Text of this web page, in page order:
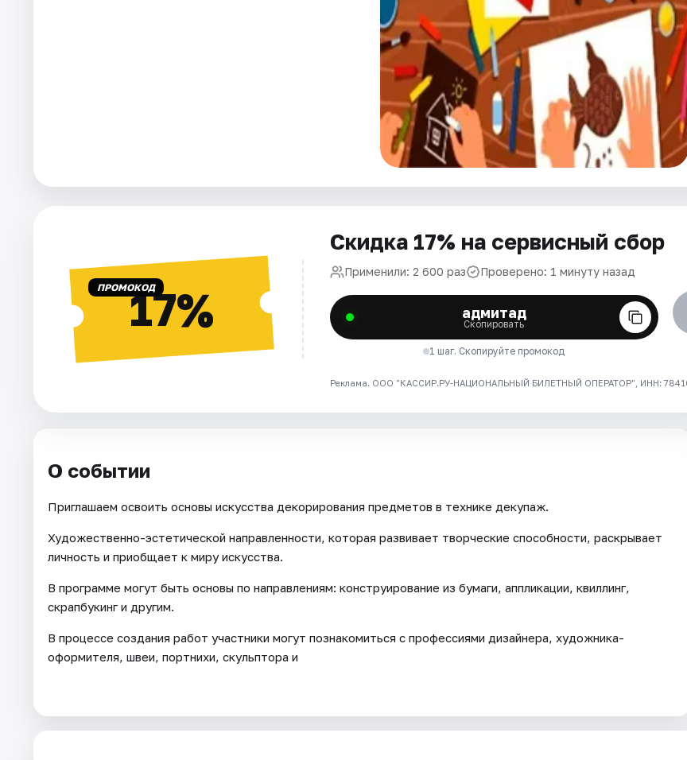
ПРОМОКОД17%
Скидка 17% на сервисный сбор
Применили: 2 600 раз Проверено: 1 минуту назад
адмитад
Скопировать
1 шаг. Скопируйте промокод
Реклама. ООО "КАССИР.РУ-НАЦИОНАЛЬНЫЙ БИЛЕТНЫЙ ОПЕРАТОР", ИНН:
О событии
Приглашаем освоить основы искусства декорирования предметов в технике декупаж.
Художественно-эстетической направленности, которая развивает творческие способности, раскрывает
личность и приобщает к миру искусства.
В программе могут быть основы по направлениям: конструирование из бумаги, аппликации, квиллинг,
скрапбукинг и другим.
В процессе создания работ участники могут познакомиться с профессиями дизайнера, художника-
оформителя, швеи, портнихи, скульптора и